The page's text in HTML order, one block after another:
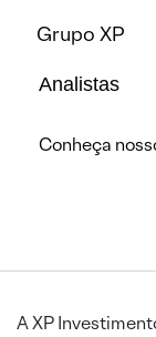
Grupo XP
Analistas
Conheça
A XP